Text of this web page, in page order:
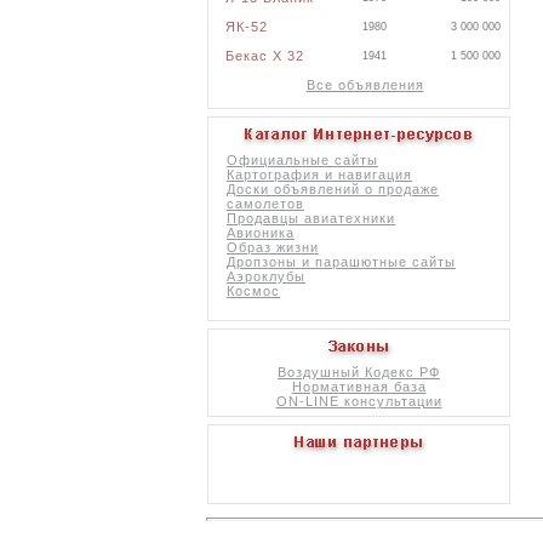
ЯК-52 1980 3 000 000
Бекас X 32 1941 1 500 000
Все объявления
Официальные сайты
Картография и навигация
Доски объявлений о продаже
самолетов
Продавцы авиатехники
Авионика
Образ жизни
Дропзоны и парашютные сайты
Аэроклубы
Космос
Воздушный Кодекс РФ
Нормативная база
ON-LINE консультации